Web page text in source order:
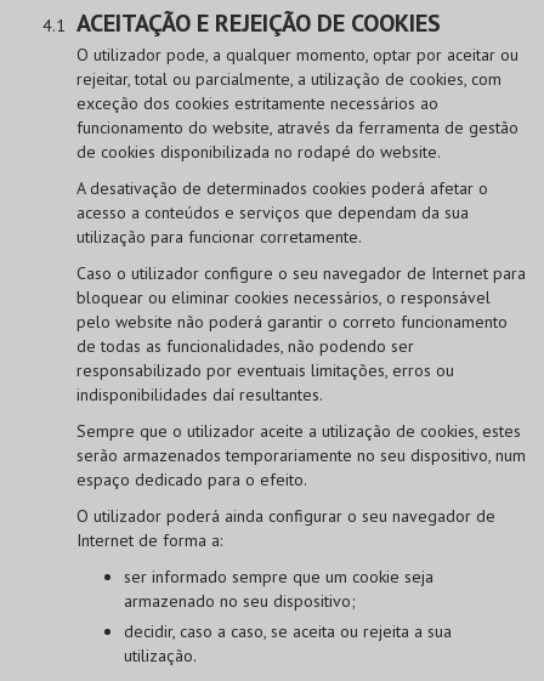
ACEITAÇÃO E REJEIÇÃO DE COOKIES
O utilizador pode, a qualquer momento, optar por aceitar ou
rejeitar, total ou parcialmente, a utilização de cookies, com
exceção dos cookies estritamente necessários ao
funcionamento do website, através da ferramenta de gestão
de cookies disponibilizada no rodapé do website.
A desativação de determinados cookies poderá afetar o
acesso a conteúdos e serviços que dependam da sua
utilização para funcionar corretamente.
Caso o utilizador configure o seu navegador de Internet para
bloquear ou eliminar cookies necessários, o responsável
pelo website não poderá garantir o correto funcionamento
de todas as funcionalidades, não podendo ser
responsabilizado por eventuais limitações, erros ou
indisponibilidades daí resultantes.
Sempre que o utilizador aceite a utilização de cookies, estes
serão armazenados temporariamente no seu dispositivo, num
espaço dedicado para o efeito.
O utilizador poderá ainda configurar o seu navegador de
Internet de forma a:
ser informado sempre que um cookie seja
armazenado no seu dispositivo;
decidir, caso a caso, se aceita ou rejeita a sua
utilização.